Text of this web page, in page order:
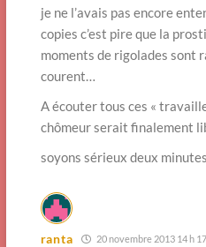
je ne l’avais pas encore
copies c’est pire que la
moments de rigolades sont
courent…
A écouter tous ces «
chômeur serait finalement
soyons sérieux deux
ranta 20 novembre 2013 14 h